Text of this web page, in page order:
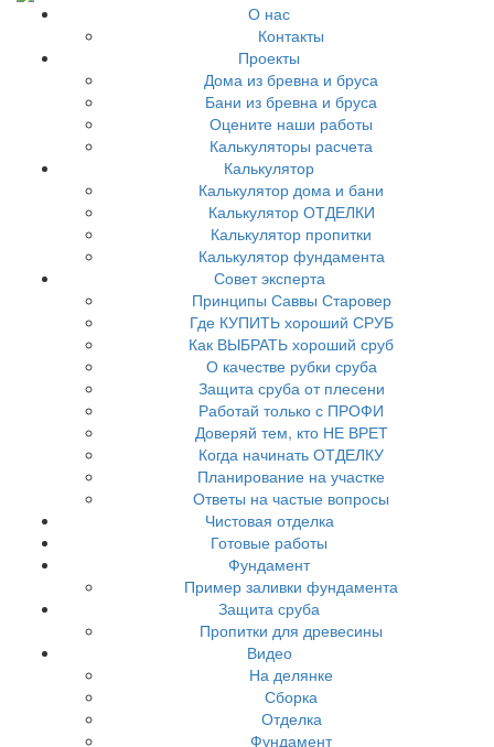
О нас
Контакты
Проекты
Дома из бревна и бруса
Бани из бревна и бруса
Оцените наши работы
Калькуляторы расчета
Калькулятор
Калькулятор дома и бани
Калькулятор ОТДЕЛКИ
Калькулятор пропитки
Калькулятор фундамента
Совет эксперта
Принципы Саввы Старовер
Где КУПИТЬ хороший СРУБ
Как ВЫБРАТЬ хороший сруб
О качестве рубки сруба
Защита сруба от плесени
Работай только с ПРОФИ
Доверяй тем, кто НЕ ВРЕТ
Когда начинать ОТДЕЛКУ
Планирование на участке
Ответы на частые вопросы
Чистовая отделка
Готовые работы
Фундамент
Пример заливки фундамента
Защита сруба
Пропитки для древесины
Видео
На делянке
Сборка
Отделка
Фундамент